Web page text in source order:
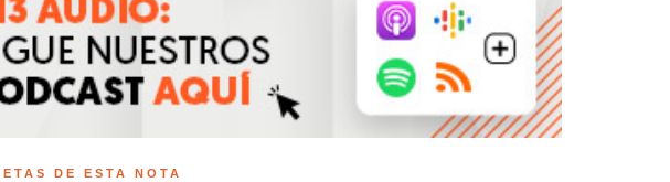
DE ESTA NOTA